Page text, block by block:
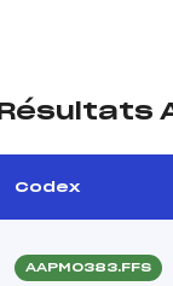
Résultats
Codex
AAPM0383.FFS